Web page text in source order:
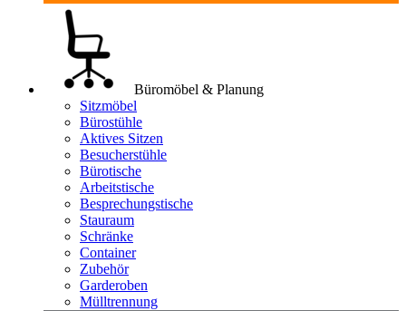
Büromöbel & Planung
Sitzmöbel
Bürostühle
Aktives Sitzen
Besucherstühle
Bürotische
Arbeitstische
Besprechungstische
Stauraum
Schränke
Container
Zubehör
Garderoben
Mülltrennung